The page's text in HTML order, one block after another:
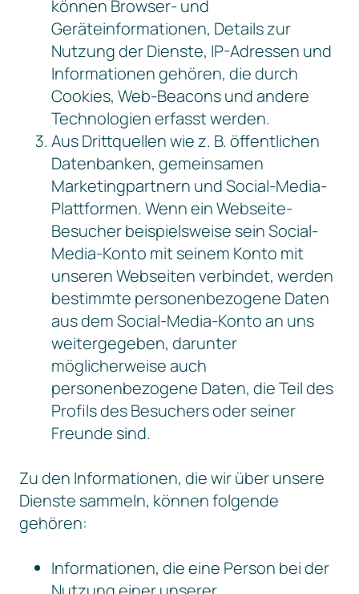
können Browser- und
Geräteinformationen, Details zur
Nutzung der Dienste, IP-Adressen und
Informationen gehören, die durch
Cookies, Web-Beacons und andere
Technologien erfasst werden.
Aus Drittquellen wie z. B. öffentlichen
Datenbanken, gemeinsamen
Marketingpartnern und Social-Media-
Plattformen. Wenn ein Webseite-
Besucher beispielsweise sein Social-
Media-Konto mit seinem Konto mit
unseren Webseiten verbindet, werden
bestimmte personenbezogene Daten
aus dem Social-Media-Konto an uns
weitergegeben, darunter
möglicherweise auch
personenbezogene Daten, die Teil des
Profils des Besuchers oder seiner
Freunde sind.
Zu den Informationen, die wir über unsere
Dienste sammeln, können folgende
gehören:
Informationen, die eine Person bei der